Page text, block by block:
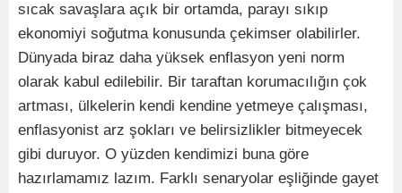
sıcak savaşlara açık bir ortamda, parayı sıkıp
ekonomiyi soğutma konusunda çekimser olabilirler.
Dünyada biraz daha yüksek enflasyon yeni norm
olarak kabul edilebilir. Bir taraftan korumacılığın çok
artması, ülkelerin kendi kendine yetmeye çalışması,
enflasyonist arz şokları ve belirsizlikler bitmeyecek
gibi duruyor. O yüzden kendimizi buna göre
hazırlamamız lazım. Farklı senaryolar eşliğinde gayet